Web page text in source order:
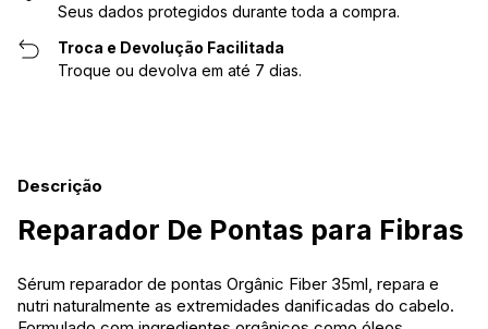
Seus dados protegidos durante toda a compra.
Troca e Devolução Facilitada
Troque ou devolva em até 7 dias.
Descrição
Reparador De Pontas para Fibras
Sérum reparador de pontas Orgânic Fiber 35ml, repara e
nutri naturalmente as extremidades danificadas do cabelo.